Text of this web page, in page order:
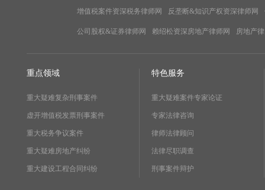
增值税案件资深税务律师网 反垄断&知识产权资深律师网
公司股权&证券律师网 赖绍松资深房地产律师网 房地产
重点领域
重大疑难复杂刑事案件
虚开增值税发票刑事案件
重大税务争议案件
重大疑难房地产纠纷
重大建设工程合同纠纷
特色服务
重大疑难案件专家论证
专家法律咨询
律师法律顾问
法律尽职调查
刑事案件辩护